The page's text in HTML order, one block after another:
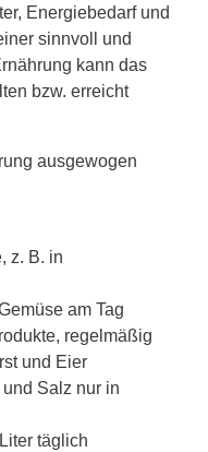
Energiebedarf und
sinnvoll und
kann das
bzw. erreicht
ausgewogen
z. B. in
am Tag
regelmäßig
und Eier
Salz nur in
täglich